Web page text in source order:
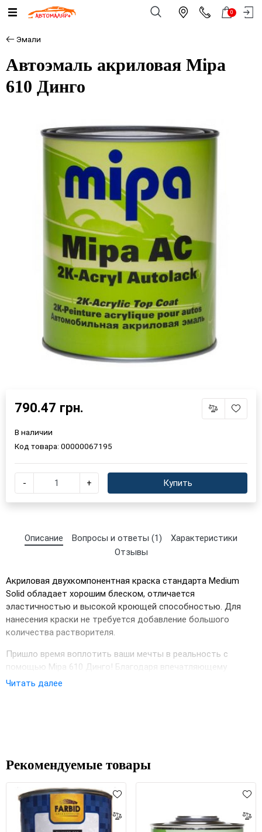
0
Эмали
Автоэмаль акриловая Mipa
610 Динго
Описание Вопросы и ответы (1)
Характеристики
Отзывы
Акриловая двухкомпонентная краска стандарта Medium
Solid обладает хорошим блеском, отличается
эластичностью и высокой кроющей способностью. Для
нанесения краски не требуется добавление большого
количества растворителя.
Пришло время воплотить ваши мечты в реальность с
помощью Mipa 610 Динго! Благодаря впечатляющему
выбору цветов, глянцевому покрытию и превосходному
Читать далее
790.47 грн.
В наличии
Код товара: 00000067195
- + Купить
Рекомендуемые товары